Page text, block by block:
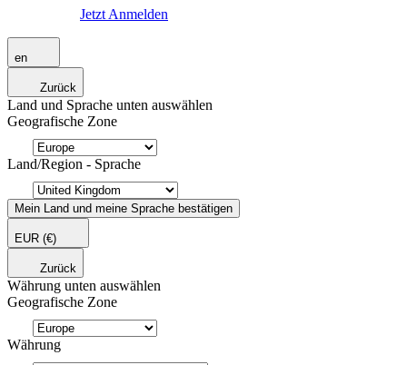
Jetzt Anmelden
en
Zurück
Land und Sprache unten auswählen
Geografische Zone
Land/Region - Sprache
Mein Land und meine Sprache bestätigen
EUR (€)
Zurück
Währung unten auswählen
Geografische Zone
Währung